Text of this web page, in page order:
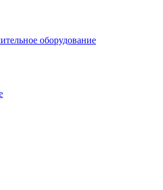
оборудование